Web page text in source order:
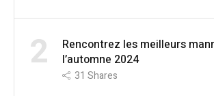
2
Rencontrez les meilleurs
l’automne 2024
31 Shares